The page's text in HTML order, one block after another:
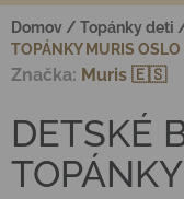
Domov / Topánky deti
TOPÁNKY MURIS
DETSKÉ
Značka: Muris 🇪🇸